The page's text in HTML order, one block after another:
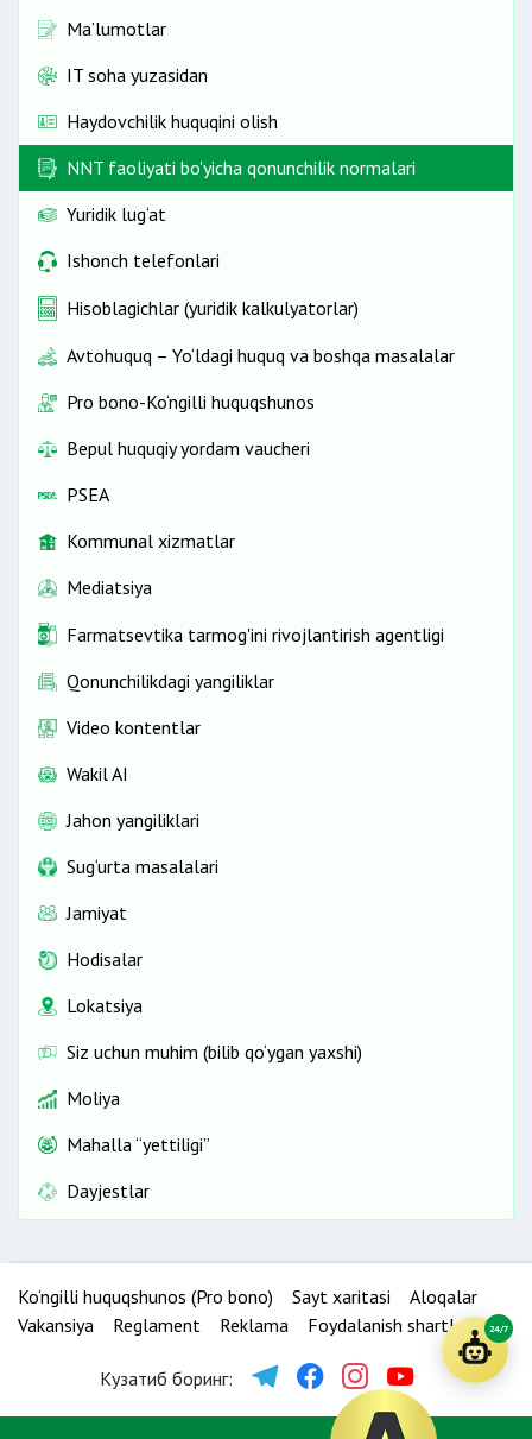
Ma’lumotlar
IT soha yuzasidan
Haydovchilik huquqini olish
NNT faoliyati bo'yicha qonunchilik normalari
Yuridik lug‘at
Ishonch telefonlari
Hisoblagichlar (yuridik kalkulyatorlar)
Avtohuquq – Yo‘ldagi huquq va boshqa masalalar
Pro bono-Ko‘ngilli huquqshunos
Bepul huquqiy yordam vaucheri
PSEA
Kommunal xizmatlar
Mediatsiya
Farmatsevtika tarmog'ini rivojlantirish agentligi
Qonunchilikdagi yangiliklar
Video kontentlar
Wakil AI
Jahon yangiliklari
Sug‘urta masalalari
Jamiyat
Hodisalar
Lokatsiya
Siz uchun muhim (bilib qo‘ygan yaxshi)
Moliya
Mahalla “yettiligi”
Dayjestlar
Ko‘ngilli huquqshunos (Pro bono) Sayt xaritasi
Aloqalar
Vakansiya
Reglament Reklama Foydalanish shartlari
Кузатиб боринг:
24/7